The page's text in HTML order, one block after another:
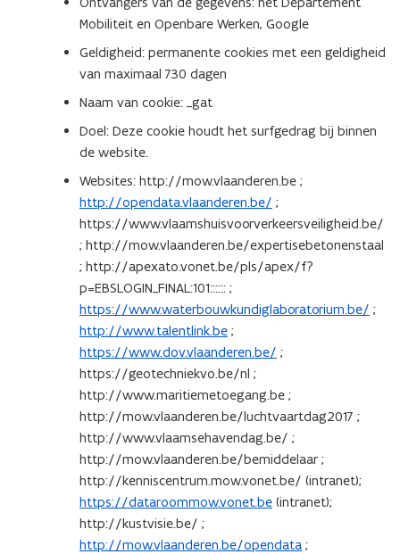
n
s
t
e
r
v
e
n
s
t
r
)
Mobiliteit en Openbare Werken, Google
Geldigheid: permanente cookies met een geldigheid
van maximaal 730 dagen
Naam van cookie: _gat
Doel: Deze cookie houdt het surfgedrag bij binnen
de website.
Websites: http://mow.vlaanderen.be ;
http://opendata.vlaanderen.be/ ;
https://www.vlaamshuisvoorverkeersveiligheid.be/
; http://mow.vlaanderen.be/expertisebetonenstaal
; http://apexato.vonet.be/pls/apex/f?
p=EBSLOGIN_FINAL:101:::::: ;
https://www.waterbouwkundiglaboratorium.be/ ;
http://www.talentlink.be ;
https://www.dov.vlaanderen.be/ ;
https://geotechniekvo.be/nl ;
http://www.maritiemetoegang.be ;
http://mow.vlaanderen.be/luchtvaartdag2017 ;
http://www.vlaamsehavendag.be/ ;
http://mow.vlaanderen.be/bemiddelaar ;
http://kenniscentrum.mow.vonet.be/ (intranet);
https://dataroommow.vonet.be (intranet);
http://kustvisie.be/ ;
http://mow.vlaanderen.be/opendata ;